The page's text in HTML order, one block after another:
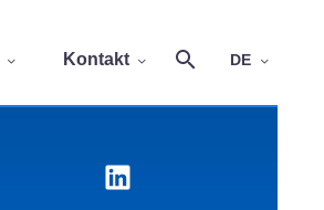
Kontakt DE